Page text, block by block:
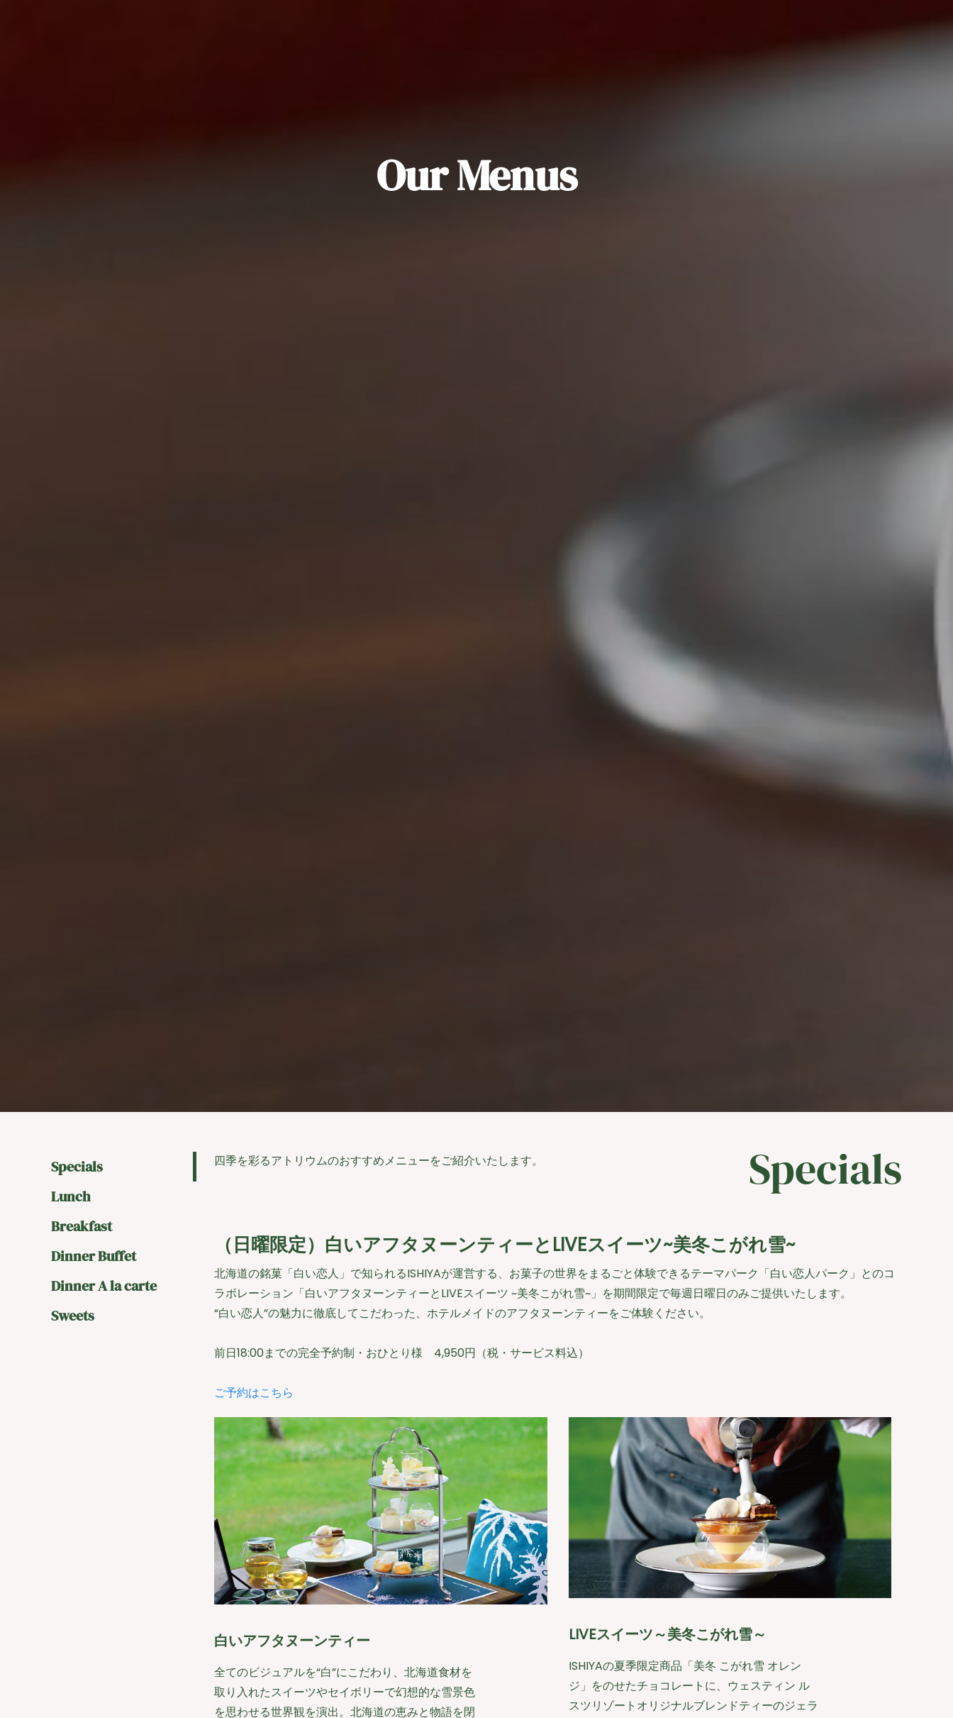
Our Menus
Specials
Lunch
Breakfast
Dinner Buffet
Dinner A la carte
Sweets
Specials
四季を彩るアトリウムのおすすめメニューをご紹介いたします。
（日曜限定）白いアフタヌーンティーとLIVEスイーツ~美冬こがれ雪~
北海道の銘菓「白い恋人」で知られるISHIYAが運営する、お菓子の世界をまるごと体験できるテーマパーク「白い恋人パーク」とのコ
ラボレーション「白いアフタヌーンティーとLIVEスイーツ ~美冬こがれ雪~」を期間限定で毎週日曜日のみご提供いたします。
“白い恋人”の魅力に徹底してこだわった、ホテルメイドのアフタヌーンティーをご体験ください。
前日18:00までの完全予約制・おひとり様 4,950円（税・サービス料込）
ご予約はこちら
白いアフタヌーンティー
全てのビジュアルを“白”にこだわり、北海道食材を
取り入れたスイーツやセイボリーで幻想的な雪景色
を思わせる世界観を演出。北海道の恵みと物語を閉
LIVEスイーツ～美冬こがれ雪～
ISHIYAの夏季限定商品「美冬 こがれ雪 オレン
ジ」をのせたチョコレートに、ウェスティン ル
スツリゾートオリジナルブレンドティーのジェラ